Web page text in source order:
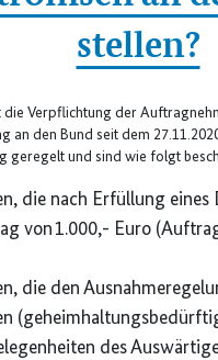
stellen?
die Verpflichtung der
an den Bund seit dem
geregelt und sind wie folgt
die nach Erfüllung
von 1.000,- Euro
die den
des